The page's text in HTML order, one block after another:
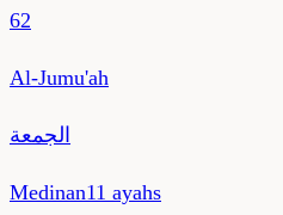
62
Al-Jumu'ah
الجمعة
Medinan11 ayahs